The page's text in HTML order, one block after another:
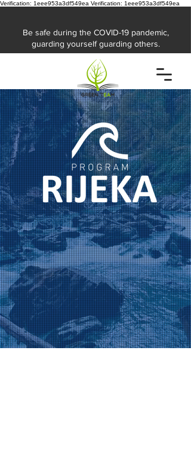
Verification: 1eee953a3df549ea Verification: 1eee953a3df549ea
Be safe during the COVID-19 pandemic,
guarding yourself guarding others.